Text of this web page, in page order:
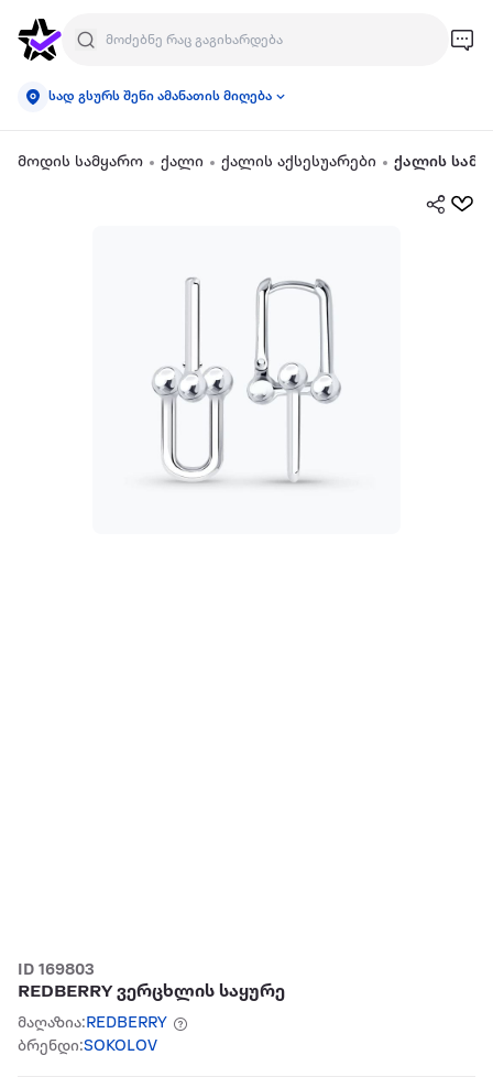
სად გსურს შენი ამანათის მიღება
მოდის სამყარო ქალი ქალის აქსესუარები ქალის
ID 169803
REDBERRY ვერცხლის საყურე
მაღაზია:REDBERRY
ბრენდი:SOKOLOV